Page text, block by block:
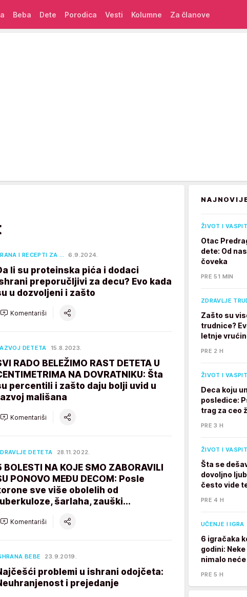
Beba Dete Porodica Vesti Kolumne Za članove
I RECEPTI ZA … 6.9.2024.
li su proteinska pića i dodaci
preporučljivi za decu? Evo kada
u dozvoljeni i zašto
Komentariši
DETETA 15.8.2023.
RADO BELEŽIMO RAST DETETA U
NA DOVRATNIKU: Šta
percentili i zašto daju bolji uvid u
mališana
Komentariši
DETETA 28.11.2022.
BOLESTI NA KOJE SMO ZABORAVILI
PONOVO MEĐU DECOM: Posle
sve više obolelih od
šarlaha, zauški...
Komentariši
BEBE 23.9.2019.
problemi u ishrani odojčeta:
i prejedanje
ŽIVOT I
Otac
dete: Od
čoveka
PRE 51 MIN
ZDRAVLJE
Zašto su
trudnice?
letnje
PRE 2 H
ŽIVOT I
Deca koju
posledice:
trag za ceo
PRE 3 H
ŽIVOT I
Šta se
dovoljno
često vide
PRE 4 H
UČENJE I IGRA
6 igračaka
godini:
nimalo
PRE 5 H